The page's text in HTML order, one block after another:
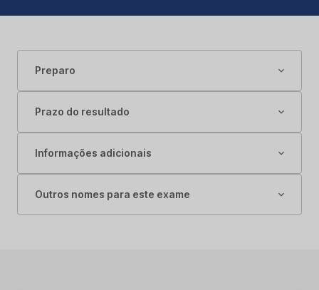
Preparo
Prazo do resultado
Informações adicionais
Outros nomes para este exame